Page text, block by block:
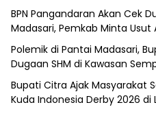
BPN Pangandaran Akan Cek
Madasari, Pemkab Minta
Polemik di Pantai Madasari,
Dugaan SHM di Kawasan
Bupati Citra Ajak Masyarakat
Kuda Indonesia Derby 2026 di